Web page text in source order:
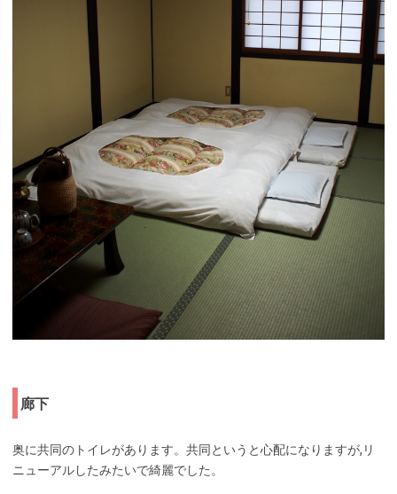
廊下
奥に共同のトイレがあります。共同というと心配になりますが,リ
ニューアルしたみたいで綺麗でした。